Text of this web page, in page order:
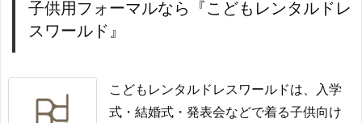
子供用フォーマルなら『こどもレンタルドレ
スワールド』
こどもレンタルドレスワールドは、入学
式・結婚式・発表会などで着る子供向け